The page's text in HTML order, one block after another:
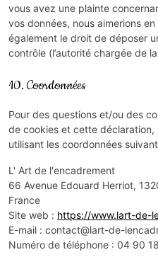
vous avez une plainte
vos données, nous aimerions
également le droit de déposer
contrôle (l’autorité chargée de
10. Coordonnées
Pour des questions et/ou des
de cookies et cette déclaration,
utilisant les coordonnées
L' Art de l'encadrement
66 Avenue Edouard Herriot,
France
Site web : https://www.lart-de-
E-mail : contact@lart-de-
Numéro de téléphone : 04 90